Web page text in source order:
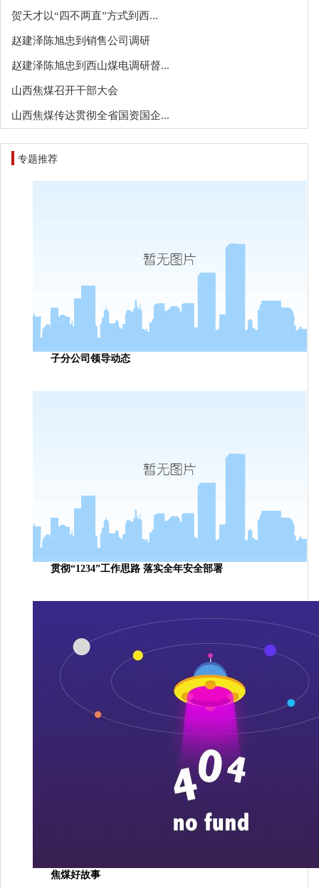
贺天才以“四不两直”方式到西...
赵建泽陈旭忠到销售公司调研
赵建泽陈旭忠到西山煤电调研督...
山西焦煤召开干部大会
山西焦煤传达贯彻全省国资国企...
专题推荐
子分公司领导动态
贯彻“1234”工作思路 落实全年安全部署
焦煤好故事